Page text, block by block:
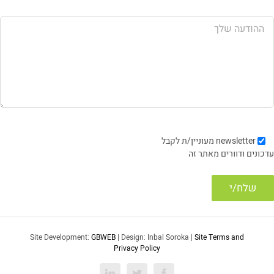
newsletter מעוניין/ת לקבל
עדכונים ודוורים מאתר זה
Site Development: GBWEB | Design: Inbal Soroka | Site Terms and
Privacy Policy